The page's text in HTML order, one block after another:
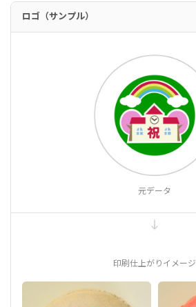
ロゴ（サンプル）
元データ
印刷仕上がりイメージ